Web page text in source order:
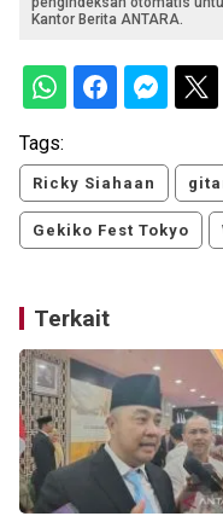
Kantor Berita ANTARA.
Tags:
Ricky Siahaan
Gekiko Fest Tokyo
Terkait